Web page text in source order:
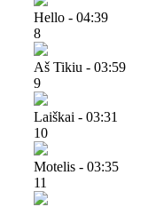
Hello - 04:39
8
Aš Tikiu - 03:59
9
Laiškai - 03:31
10
Motelis - 03:35
11